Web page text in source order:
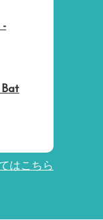
-
Bat
はこちら